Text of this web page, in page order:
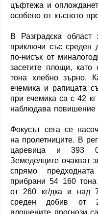
цъфтежа и
особено от късното
В Разградска
приключи със среден
по-нисък от
засетите площи,
тона хлебно зърно.
ечемика и рапицата
при ечемика са с 42
наблюдава повишение
Фокусът сега се
на пролетниците. В
царевица и 393
Земеделците очакват
спрямо
прибрани 54 160
от 260 кг/дка и над
среден добив от
влошените прогнози